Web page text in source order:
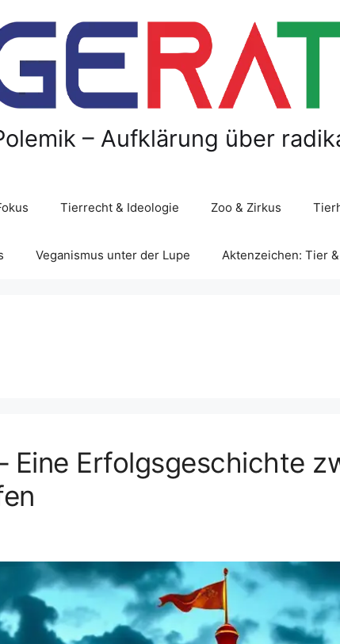
– Aufklärung über
Tierrecht & Ideologie Zoo & Zirkus
Veganismus unter der Lupe Aktenzeichen: Tier
Eine Erfolgsgeschichte